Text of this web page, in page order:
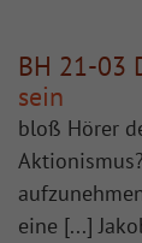
BH 21-03
sein
bloß Hörer
eine [...]